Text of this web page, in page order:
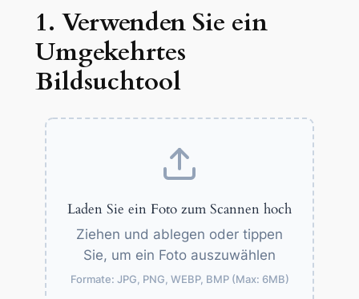
1. Verwenden Sie ein
Umgekehrtes
Bildsuchtool
Laden Sie ein Foto zum Scannen hoch
Ziehen und ablegen oder tippen
Sie, um ein Foto auszuwählen
Formate: JPG, PNG, WEBP, BMP (Max: 6MB)